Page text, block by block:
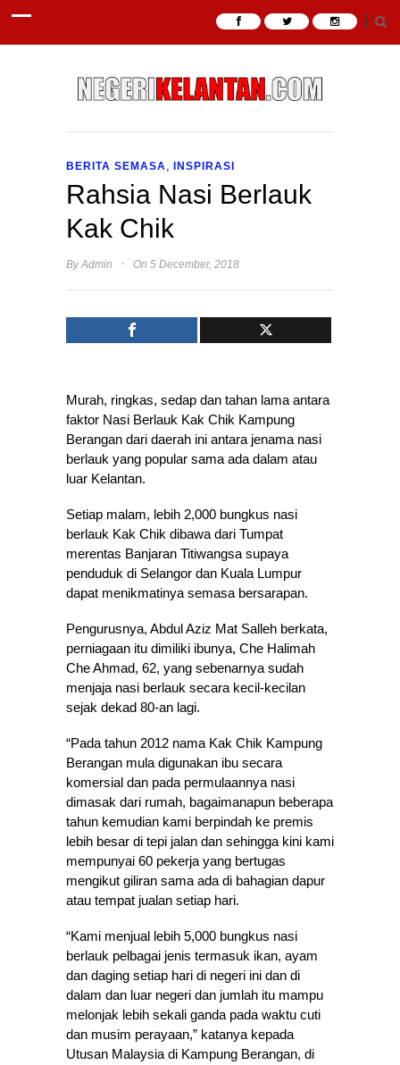
BERITA SEMASA, INSPIRASI
Rahsia Nasi Berlauk
Kak Chik
ByAdmin · On 5 December, 2018
Murah, ringkas, sedap dan tahan lama antara
faktor Nasi Berlauk Kak Chik Kampung
Berangan dari daerah ini antara jenama nasi
berlauk yang popular sama ada dalam atau
luar Kelantan.
Setiap malam, le­bih 2,000 bungkus nasi
berlauk Kak Chik dibawa dari Tumpat
merentas Banjaran Titiwangsa supaya
penduduk di Selangor dan Kuala Lumpur
dapat menikmatinya semasa bersarapan.
Pengurusnya, Abdul Aziz Mat Salleh berkata,
perniagaan itu dimiliki ibunya, Che Halimah
Che Ahmad, 62, yang sebenarnya sudah
menjaja nasi berlauk secara kecil-kecilan
sejak dekad 80-an lagi.
“Pada tahun 2012 nama Kak Chik Kampung
Berangan mula digunakan ibu secara
komersial dan pada permulaannya nasi
dimasak dari rumah, bagaimanapun beberapa
tahun kemudian kami berpindah ke premis
lebih besar di tepi jalan dan sehingga kini kami
mempu­nyai 60 pekerja yang bertugas
mengikut giliran sama ada di bahagian dapur
atau tempat jualan setiap hari.
“Kami menjual lebih 5,000 bungkus nasi
berlauk pelbagai jenis termasuk ikan, ayam
dan daging setiap hari di negeri ini dan di
dalam dan luar negeri dan jumlah itu mampu
melonjak lebih sekali ganda pada waktu cuti
dan musim perayaan,” katanya kepada
Utusan Malaysia di Kampung Berangan, di